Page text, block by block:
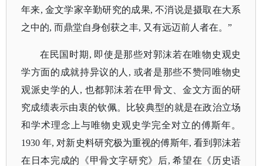
年来, 金文学家辛勤研究的成果, 不消说是摄取在大系
之中的, 而鼎堂自身创获之丰, 又有远迈前人者在。”
在民国时期 , 即使是那些对郭沫若在唯物史观史
学方面的成就持异议的人, 或者是那些不赞同唯物史
观派史学的人, 也都郭沫若在甲骨文、金文方面的研
究成绩表示由衷的钦佩。比较典型的就是在政治立场
和学术理念上与唯物史观史学完全对立的傅斯年。
1930 年, 对新史料研究极为重视的傅斯年, 看到郭沫若
在日本完成的《甲骨文字研究》后, 希望在《历史语